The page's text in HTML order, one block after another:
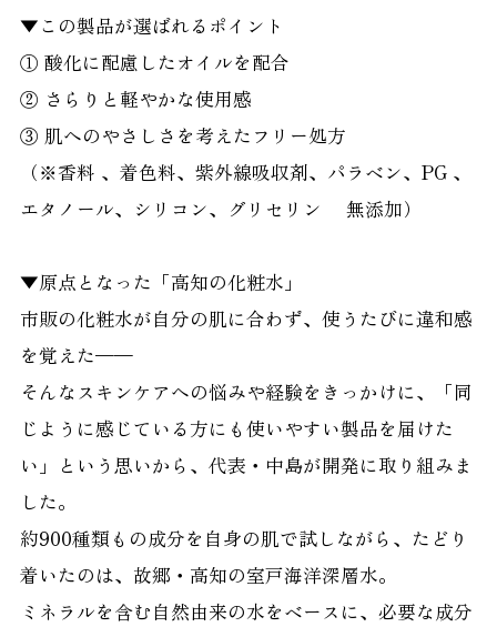
▼この製品が選ばれるポイント
① 酸化に配慮したオイルを配合
② さらりと軽やかな使用感
③ 肌へのやさしさを考えたフリー処方
（※香料 、着色料、紫外線吸収剤、パラベン、PG 、
エタノール、シリコン、グリセリン 無添加）
▼原点となった「高知の化粧水」
市販の化粧水が自分の肌に合わず、使うたびに違和感
を覚えた——
そんなスキンケアへの悩みや経験をきっかけに、「同
じように感じている方にも使いやすい製品を届けた
い」という思いから、代表・中島が開発に取り組みま
した。
約900種類もの成分を自身の肌で試しながら、たどり
着いたのは、故郷・高知の室戸海洋深層水。
ミネラルを含む自然由来の水をベースに、必要な成分